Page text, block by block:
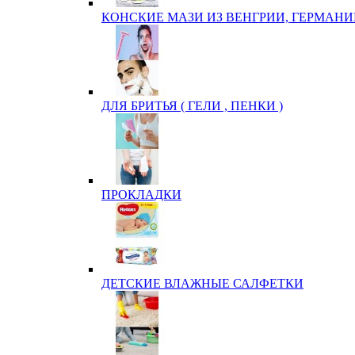
КОНСКИЕ МАЗИ ИЗ ВЕНГРИИ,
ДЛЯ БРИТЬЯ ( ГЕЛИ , ПЕНКИ )
ПРОКЛАДКИ
ДЕТСКИЕ ВЛАЖНЫЕ САЛФЕТКИ